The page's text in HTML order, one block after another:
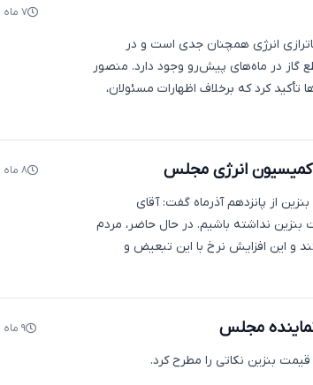
۷ ماه پیش
انرژی همچنان جدی است و در
در ماه‌های پیش‌رو وجود دارد. منصور
تأکید کرد که برخلاف اظهارات مسئولان،
۸ ماه پیش
از پانزدهم آذرماه گفت: آقای
نداشته باشیم. در حال حاضر، مردم
این افزایش نرخ با این تبعیض و
۹ ماه پیش مجلس
بنزین نکاتی را مطرح کرد.